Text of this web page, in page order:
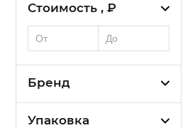
Стоимость , ₽
Бренд
Упаковка